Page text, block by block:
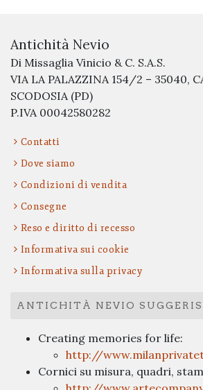
Antichità Nevio
Di Missaglia Vinicio & C. S.A.S.
VIA LA PALAZZINA 154/2 – 35040,
SCODOSIA (PD)
P.IVA 00042580282
Contatti
Dove siamo
Condizioni di vendita
Consegne
Reso e diritto di recesso
Informativa sui cookie
Informativa sulla privacy
ANTICHITÀ NEVIO
Creating memories for life:
http://
Cornici su misura, quadri,